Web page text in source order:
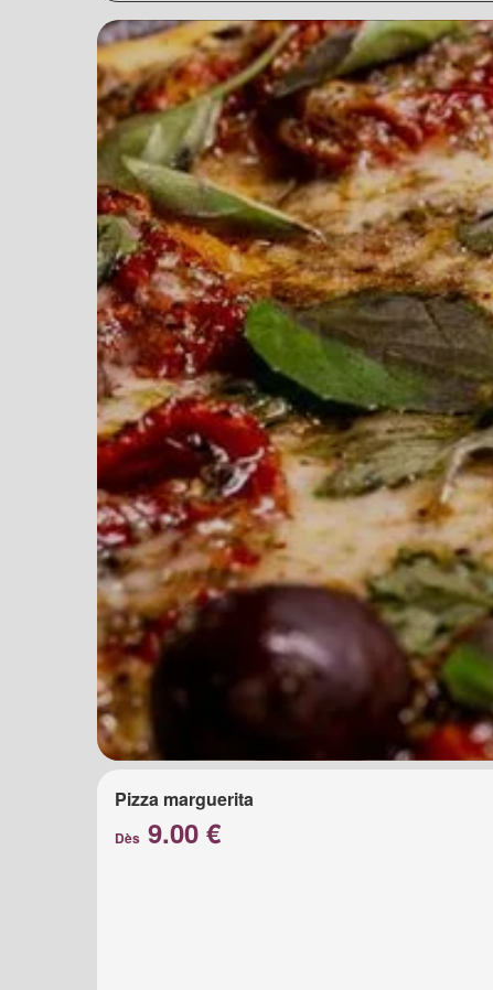
Pizza marguerita
Dès 9.00 €